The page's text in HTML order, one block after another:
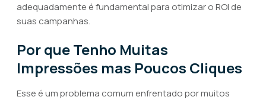
adequadamente é fundamental para otimizar o ROI de
suas campanhas.
Por que Tenho Muitas
Impressões mas Poucos Cliques
Esse é um problema comum enfrentado por muitos